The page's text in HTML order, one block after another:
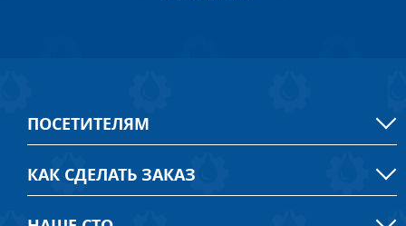
ПОСЕТИТЕЛЯМ
КАК СДЕЛАТЬ ЗАКАЗ